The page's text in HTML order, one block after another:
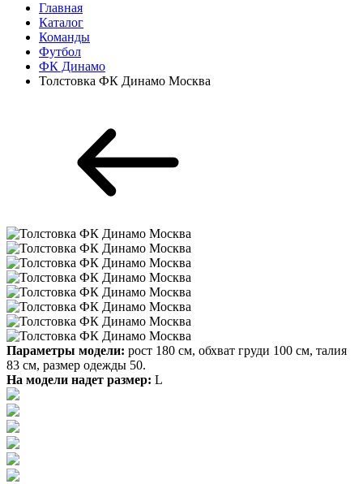
Главная
Каталог
Команды
Футбол
ФК Динамо
Толстовка ФК Динамо Москва
Параметры модели: рост 180 см, обхват груди 100 см, талия
83 см, размер одежды 50.
На модели надет размер: L